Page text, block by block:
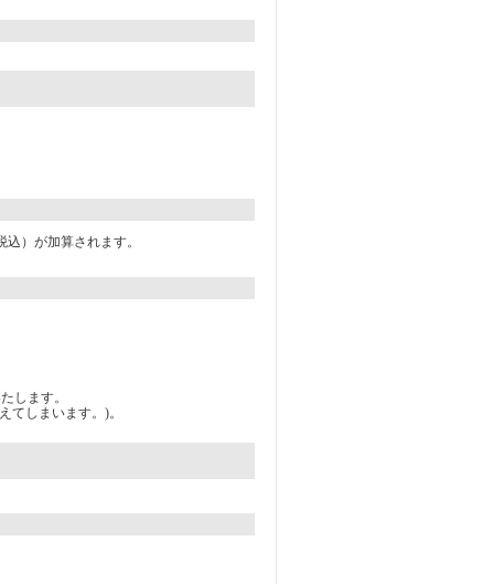
）が加算されます。
します。
しまいます。)。